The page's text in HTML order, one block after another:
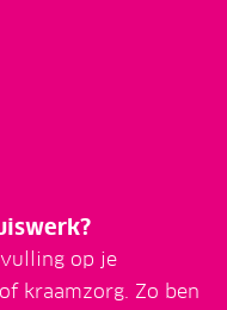
op je
kraamzorg. Zo ben